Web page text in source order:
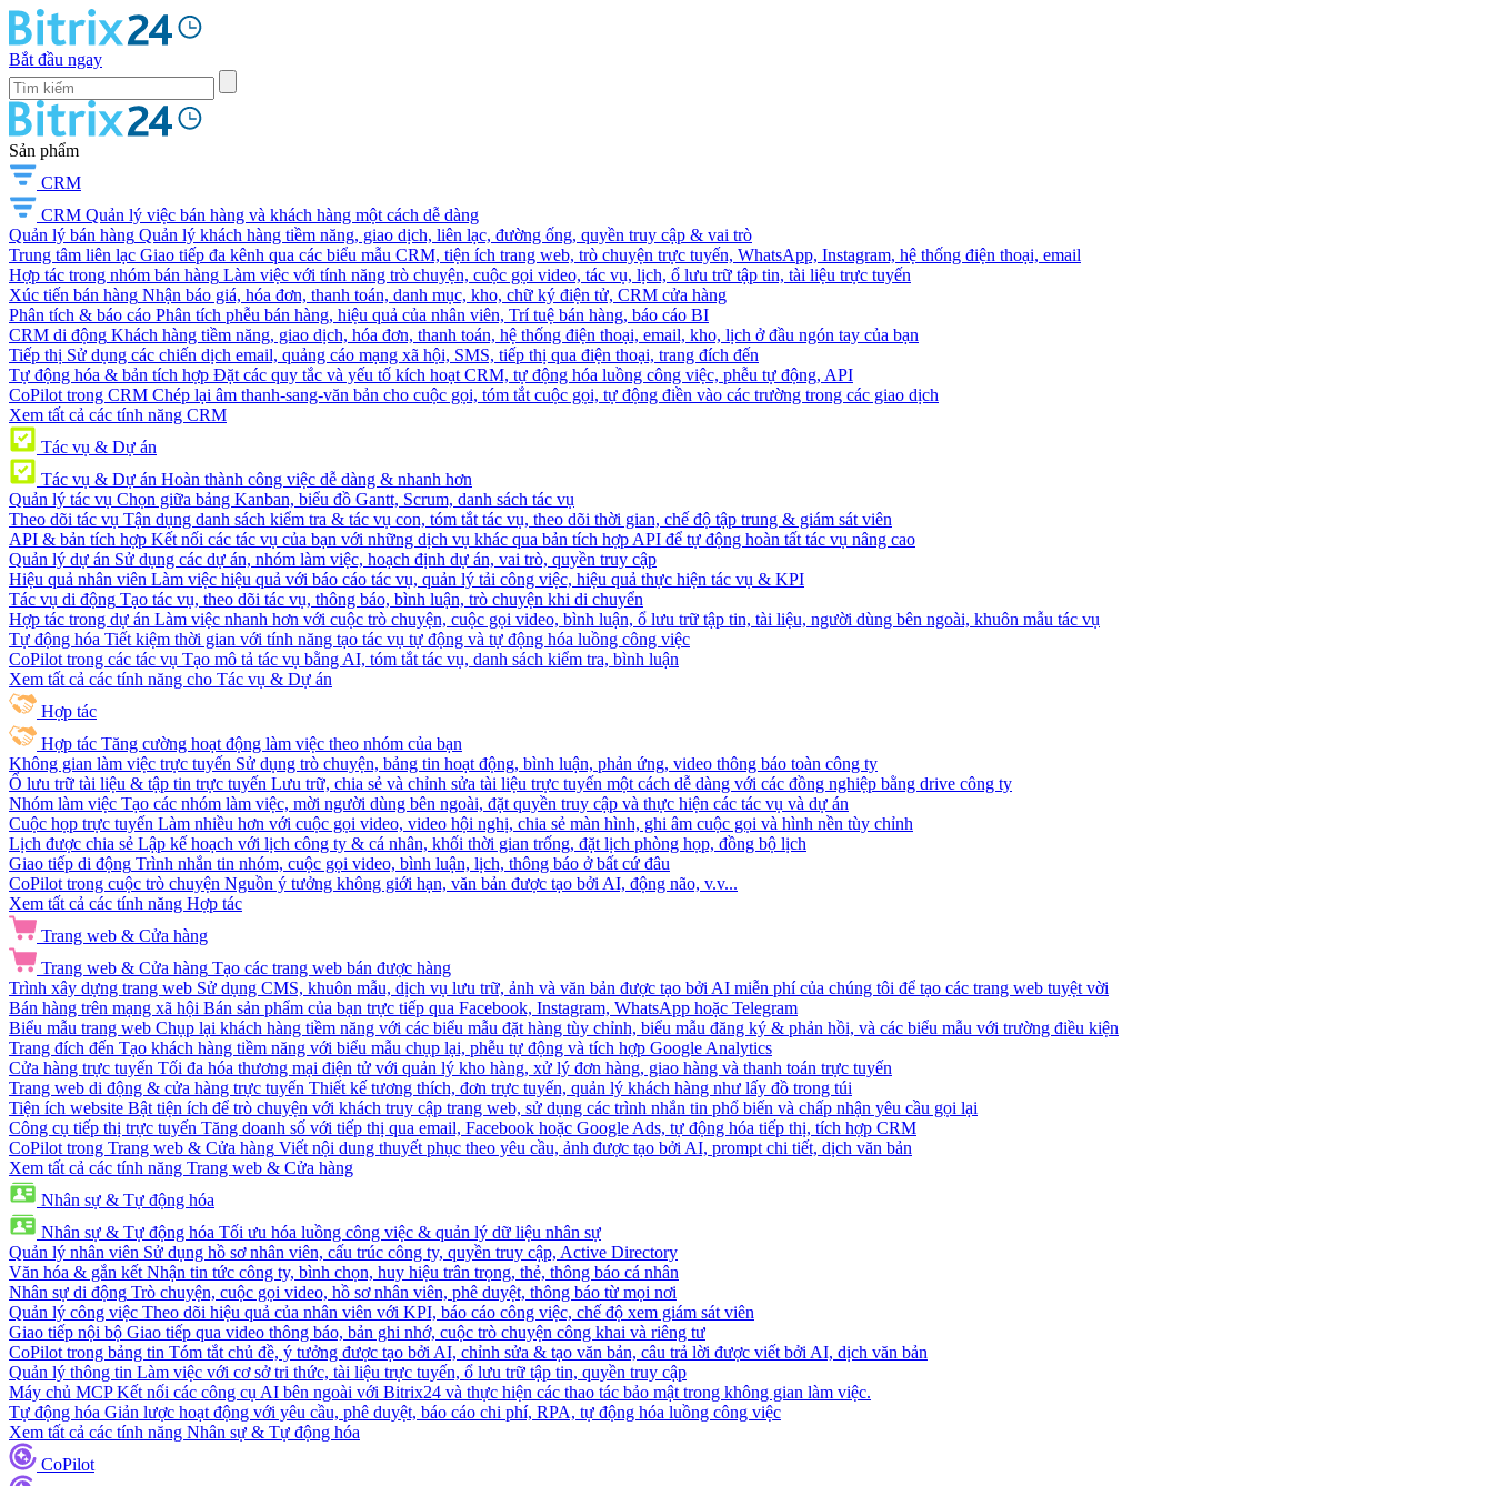
Bắt đầu ngay
Sản phẩm
CRM
CRM Quản lý việc bán hàng và khách hàng một cách dễ dàng
Quản lý bán hàng Quản lý khách hàng tiềm năng, giao dịch, liên lạc, đường ống, quyền truy cập & vai trò
Trung tâm liên lạc Giao tiếp đa kênh qua các biểu mẫu CRM, tiện ích trang web, trò chuyện trực tuyến, WhatsApp, Instagram, hệ thống điện thoại, email
Hợp tác trong nhóm bán hàng Làm việc với tính năng trò chuyện, cuộc gọi video, tác vụ, lịch, ổ lưu trữ tập tin, tài liệu trực tuyến
Xúc tiến bán hàng Nhận báo giá, hóa đơn, thanh toán, danh mục, kho, chữ ký điện tử, CRM cửa hàng
Phân tích & báo cáo Phân tích phễu bán hàng, hiệu quả của nhân viên, Trí tuệ bán hàng, báo cáo BI
CRM di động Khách hàng tiềm năng, giao dịch, hóa đơn, thanh toán, hệ thống điện thoại, email, kho, lịch ở đầu ngón tay của bạn
Tiếp thị Sử dụng các chiến dịch email, quảng cáo mạng xã hội, SMS, tiếp thị qua điện thoại, trang đích đến
Tự động hóa & bản tích hợp Đặt các quy tắc và yếu tố kích hoạt CRM, tự động hóa luồng công việc, phễu tự động, API
CoPilot trong CRM Chép lại âm thanh-sang-văn bản cho cuộc gọi, tóm tắt cuộc gọi, tự động điền vào các trường trong các giao dịch
Xem tất cả các tính năng CRM
Tác vụ & Dự án
Tác vụ & Dự án Hoàn thành công việc dễ dàng & nhanh hơn
Quản lý tác vụ Chọn giữa bảng Kanban, biểu đồ Gantt, Scrum, danh sách tác vụ
Theo dõi tác vụ Tận dụng danh sách kiểm tra & tác vụ con, tóm tắt tác vụ, theo dõi thời gian, chế độ tập trung & giám sát viên
API & bản tích hợp Kết nối các tác vụ của bạn với những dịch vụ khác qua bản tích hợp API để tự động hoàn tất tác vụ nâng cao
Quản lý dự án Sử dụng các dự án, nhóm làm việc, hoạch định dự án, vai trò, quyền truy cập
Hiệu quả nhân viên Làm việc hiệu quả với báo cáo tác vụ, quản lý tải công việc, hiệu quả thực hiện tác vụ & KPI
Tác vụ di động Tạo tác vụ, theo dõi tác vụ, thông báo, bình luận, trò chuyện khi di chuyển
Hợp tác trong dự án Làm việc nhanh hơn với cuộc trò chuyện, cuộc gọi video, bình luận, ổ lưu trữ tập tin, tài liệu, người dùng bên ngoài, khuôn mẫu tác vụ
Tự động hóa Tiết kiệm thời gian với tính năng tạo tác vụ tự động và tự động hóa luồng công việc
CoPilot trong các tác vụ Tạo mô tả tác vụ bằng AI, tóm tắt tác vụ, danh sách kiểm tra, bình luận
Xem tất cả các tính năng cho Tác vụ & Dự án
Hợp tác
Hợp tác Tăng cường hoạt động làm việc theo nhóm của bạn
Không gian làm việc trực tuyến Sử dụng trò chuyện, bảng tin hoạt động, bình luận, phản ứng, video thông báo toàn công ty
Ổ lưu trữ tài liệu & tập tin trực tuyến Lưu trữ, chia sẻ và chỉnh sửa tài liệu trực tuyến một cách dễ dàng với các đồng nghiệp bằng drive công ty
Nhóm làm việc Tạo các nhóm làm việc, mời người dùng bên ngoài, đặt quyền truy cập và thực hiện các tác vụ và dự án
Cuộc họp trực tuyến Làm nhiều hơn với cuộc gọi video, video hội nghị, chia sẻ màn hình, ghi âm cuộc gọi và hình nền tùy chỉnh
Lịch được chia sẻ Lập kế hoạch với lịch công ty & cá nhân, khối thời gian trống, đặt lịch phòng họp, đồng bộ lịch
Giao tiếp di động Trình nhắn tin nhóm, cuộc gọi video, bình luận, lịch, thông báo ở bất cứ đâu
CoPilot trong cuộc trò chuyện Nguồn ý tưởng không giới hạn, văn bản được tạo bởi AI, động não, v.v...
Xem tất cả các tính năng Hợp tác
Trang web & Cửa hàng
Trang web & Cửa hàng Tạo các trang web bán được hàng
Trình xây dựng trang web Sử dụng CMS, khuôn mẫu, dịch vụ lưu trữ, ảnh và văn bản được tạo bởi AI miễn phí của chúng tôi để tạo các trang web tuyệt vời
Bán hàng trên mạng xã hội Bán sản phẩm của bạn trực tiếp qua Facebook, Instagram, WhatsApp hoặc Telegram
Biểu mẫu trang web Chụp lại khách hàng tiềm năng với các biểu mẫu đặt hàng tùy chỉnh, biểu mẫu đăng ký & phản hồi, và các biểu mẫu với trường điều kiện
Trang đích đến Tạo khách hàng tiềm năng với biểu mẫu chụp lại, phễu tự động và tích hợp Google Analytics
Cửa hàng trực tuyến Tối đa hóa thương mại điện tử với quản lý kho hàng, xử lý đơn hàng, giao hàng và thanh toán trực tuyến
Trang web di động & cửa hàng trực tuyến Thiết kế tương thích, đơn trực tuyến, quản lý khách hàng như lấy đồ trong túi
Tiện ích website Bật tiện ích để trò chuyện với khách truy cập trang web, sử dụng các trình nhắn tin phổ biến và chấp nhận yêu cầu gọi lại
Công cụ tiếp thị trực tuyến Tăng doanh số với tiếp thị qua email, Facebook hoặc Google Ads, tự động hóa tiếp thị, tích hợp CRM
CoPilot trong Trang web & Cửa hàng Viết nội dung thuyết phục theo yêu cầu, ảnh được tạo bởi AI, prompt chi tiết, dịch văn bản
Xem tất cả các tính năng Trang web & Cửa hàng
Nhân sự & Tự động hóa
Nhân sự & Tự động hóa Tối ưu hóa luồng công việc & quản lý dữ liệu nhân sự
Quản lý nhân viên Sử dụng hồ sơ nhân viên, cấu trúc công ty, quyền truy cập, Active Directory
Văn hóa & gắn kết Nhận tin tức công ty, bình chọn, huy hiệu trân trọng, thẻ, thông báo cá nhân
Nhân sự di động Trò chuyện, cuộc gọi video, hồ sơ nhân viên, phê duyệt, thông báo từ mọi nơi
Quản lý công việc Theo dõi hiệu quả của nhân viên với KPI, báo cáo công việc, chế độ xem giám sát viên
Giao tiếp nội bộ Giao tiếp qua video thông báo, bản ghi nhớ, cuộc trò chuyện công khai và riêng tư
CoPilot trong bảng tin Tóm tắt chủ đề, ý tưởng được tạo bởi AI, chỉnh sửa & tạo văn bản, câu trả lời được viết bởi AI, dịch văn bản
Quản lý thông tin Làm việc với cơ sở tri thức, tài liệu trực tuyến, ổ lưu trữ tập tin, quyền truy cập
Máy chủ MCP Kết nối các công cụ AI bên ngoài với Bitrix24 và thực hiện các thao tác bảo mật trong không gian làm việc.
Tự động hóa Giản lược hoạt động với yêu cầu, phê duyệt, báo cáo chi phí, RPA, tự động hóa luồng công việc
Xem tất cả các tính năng Nhân sự & Tự động hóa
CoPilot